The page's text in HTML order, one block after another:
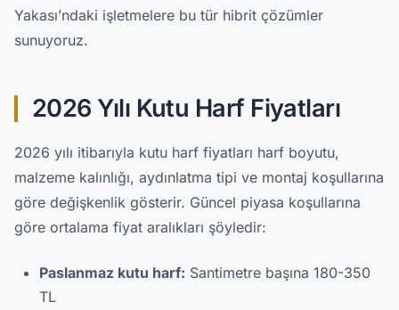
Yakası’ndaki işletmelere bu tür hibrit çözümler
sunuyoruz.
2026 Yılı Kutu Harf Fiyatları
2026 yılı itibarıyla kutu harf fiyatları harf boyutu,
malzeme kalınlığı, aydınlatma tipi ve montaj koşullarına
göre değişkenlik gösterir. Güncel piyasa koşullarına
göre ortalama fiyat aralıkları şöyledir:
Paslanmaz kutu harf: Santimetre başına 180-350
TL